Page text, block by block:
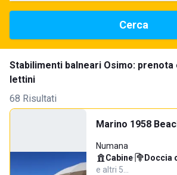
Cerca
Stabilimenti balneari Osimo: prenota
lettini
68 Risultati
Marino 1958
Numana
Cabine· Doccia
e altri 5…